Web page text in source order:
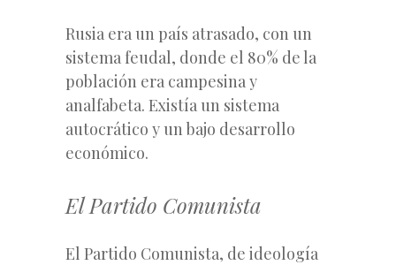
Rusia era un país atrasado, con un
sistema feudal, donde el 80% de la
población era campesina y
analfabeta. Existía un sistema
autocrático y un bajo desarrollo
económico.
El Partido Comunista
El Partido Comunista, de ideología